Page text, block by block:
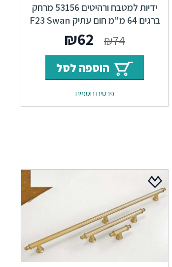
ידיות למטבח ורהיטים 53156 מרחק
ברגים 64 מ"מ חום עתיק F23 Swan
₪74
המחיר
המקורי
היה:
₪74.
₪62
הנוכחי
הוא:
₪62.
הוספה לסל
פרטים נוספים